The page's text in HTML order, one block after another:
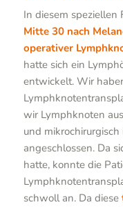
In diesem speziellen
Mitte 30 nach
operativer
hatte sich ein
entwickelt. Wir
wir Lymphknoten
und
angeschlossen. Da
hatte, konnte die
schwoll an. Da diese